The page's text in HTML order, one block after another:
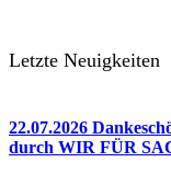
Letzte Neuigkeiten
22.07.2026
durch WIR FÜR